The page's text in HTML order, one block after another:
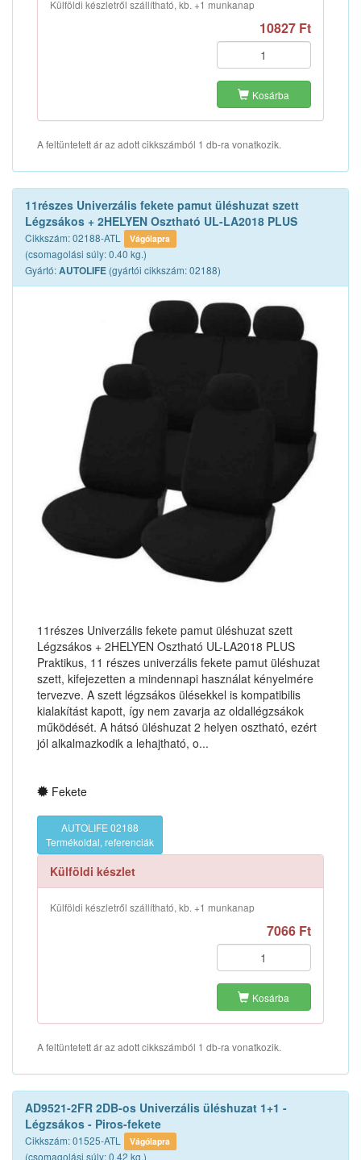
Külföldi készletről szállítható, kb. +1 munkanap
10827 Ft
Kosárba
A feltüntetett ár az adott cikkszámból 1 db-ra vonatkozik.
11részes Univerzális fekete pamut üléshuzat szett
Légzsákos + 2HELYEN Osztható UL-LA2018 PLUS
Cikkszám: 02188-ATL Vágólapra
(csomagolási súly: 0.40 kg.)
Gyártó:AUTOLIFE (gyártói cikkszám: 02188)
11részes Univerzális fekete pamut üléshuzat szett
Légzsákos + 2HELYEN Osztható UL-LA2018 PLUS
Praktikus, 11 részes univerzális fekete pamut üléshuzat
szett, kifejezetten a mindennapi használat kényelmére
tervezve. A szett légzsákos ülésekkel is kompatibilis
kialakítást kapott, így nem zavarja az oldallégzsákok
működését. A hátsó üléshuzat 2 helyen osztható, ezért
jól alkalmazkodik a lehajtható, o...
Fekete
AUTOLIFE 02188
Termékoldal, referenciák
Külföldi készlet
Külföldi készletről szállítható, kb. +1 munkanap
7066 Ft
Kosárba
A feltüntetett ár az adott cikkszámból 1 db-ra vonatkozik.
AD9521-2FR 2DB-os Univerzális üléshuzat 1+1 -
Légzsákos - Piros-fekete
Cikkszám: 01525-ATL Vágólapra
(csomagolási súly: 0.42 kg.)